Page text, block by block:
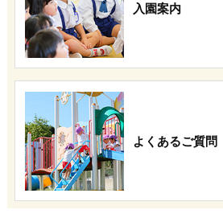
入園案内
よくあるご質問